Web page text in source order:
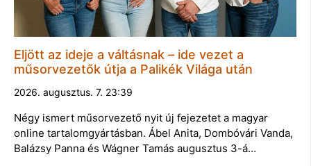
Eljött az ideje a váltásnak – ide vezet a
műsorvezetők útja a Palikék Világa után
2026. augusztus. 7. 23:39
Négy ismert műsorvezető nyit új fejezetet a magyar
online tartalomgyártásban. Ábel Anita, Dombóvári Vanda,
Balázsy Panna és Wágner Tamás augusztus 3-á…